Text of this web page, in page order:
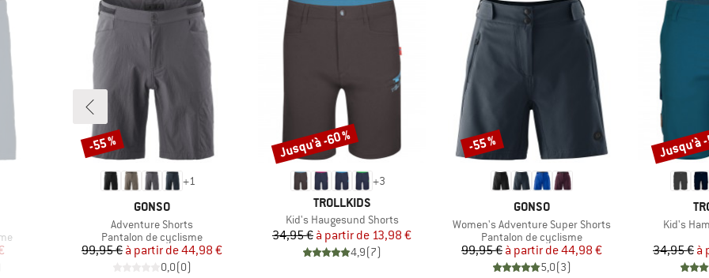
+1
MARQUE
GONSO
Article
Adventure Shorts
Product group
Pantalon de cyclisme
Prix
99,95 € Prix réduit
à partir de44,98 €
0,0(0)
Remise
-55 %
+3
MARQUE
TROLLKIDS
Article
Kid's Haugesund Shorts
Prix
34,95 € Prix réduit
à partir de 13,98 €
4,9(7)
Remise
Jusqu'à -60 %
MARQUE
GONSO
Article
Women's Adventure Super Shorts
Product group
Pantalon de cyclisme
Prix
99,95 € Prix réduit
à partir de44,98 €
5,0(3)
Remise
-55 %
Article
Kid's
34,95 € à
Remise
Jusqu'à